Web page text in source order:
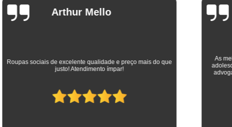
Camisa Social
Camisa Social Masculina
Camisa
Camisa Social Listrada
Camisa Social Listrada Masculina
Ana Eudóxia Cesário de
As melhores camisas que vestem meus filhos desde a
adolescência até os dias atuais em que trabalham como
advogados. Parabéns à toda equipe da Camisaria HP!